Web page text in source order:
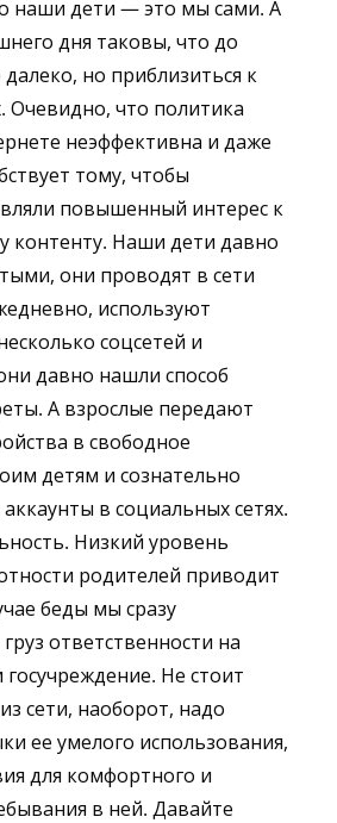
наши дети — это мы сами. А
дня таковы, что до
но приблизиться к
Очевидно, что политика
неэффективна и даже
тому, чтобы
повышенный интерес к
контенту. Наши дети давно
они проводят в сети
используют
соцсетей и
давно нашли способ
А взрослые передают
в свободное
детям и сознательно
в социальных сетях.
Низкий уровень
родителей приводит
беды мы сразу
ответственности на
Не стоит
сети, наоборот, надо
ее умелого использования,
для комфортного и
в ней. Давайте